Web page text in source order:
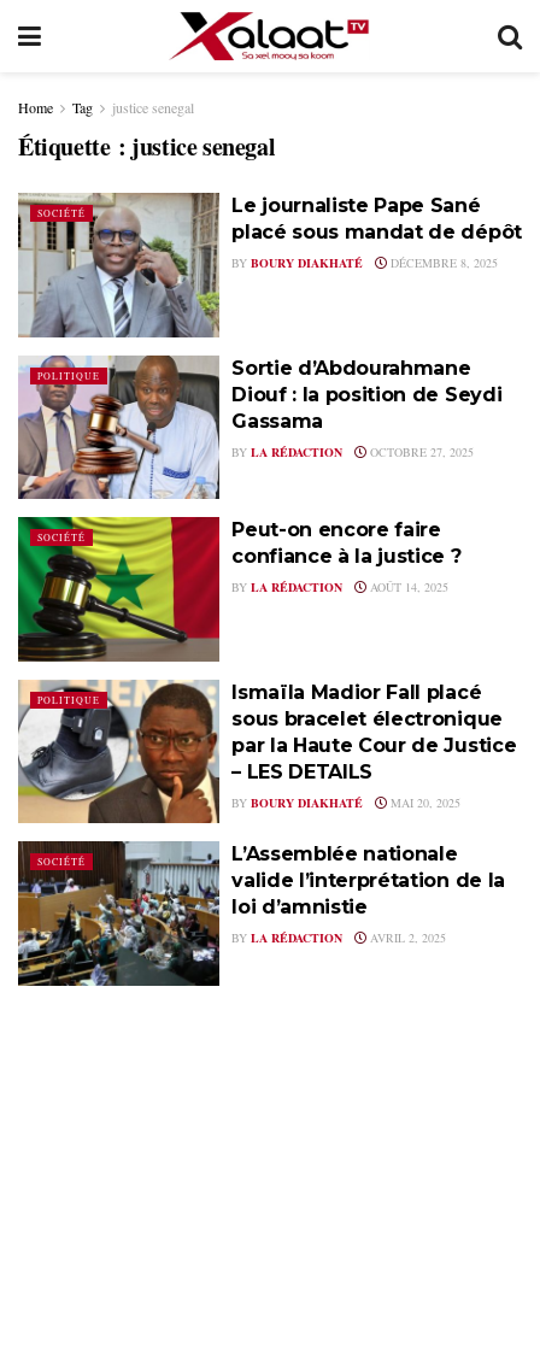
Home Tag justice senegal
Étiquette : justice senegal
SOCIÉTÉ
Le journaliste Pape Sané
placé sous mandat de dépôt
BY BOURY DIAKHATÉ DÉCEMBRE 8, 2025
POLITIQUE
Sortie d’Abdourahmane
Diouf : la position de Seydi
Gassama
BY LA RÉDACTION OCTOBRE 27, 2025
SOCIÉTÉ
Peut-on encore faire
confiance à la justice ?
BY LA RÉDACTION AOÛT 14, 2025
POLITIQUE
Ismaïla Madior Fall placé
sous bracelet électronique
par la Haute Cour de Justice
– LES DETAILS
BY BOURY DIAKHATÉ MAI 20, 2025
SOCIÉTÉ
L’Assemblée nationale
valide l’interprétation de la
loi d’amnistie
BY LA RÉDACTION AVRIL 2, 2025